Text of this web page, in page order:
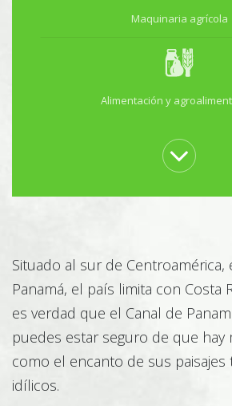
Maquinaria agrícola
Alimentación y
Medio ambiente
Sector equino
Situado al sur de Centroamérica,
Panamá, el país limita con Costa
es verdad que el Canal de
puedes estar seguro de que hay
como el encanto de sus paisajes
idílicos.